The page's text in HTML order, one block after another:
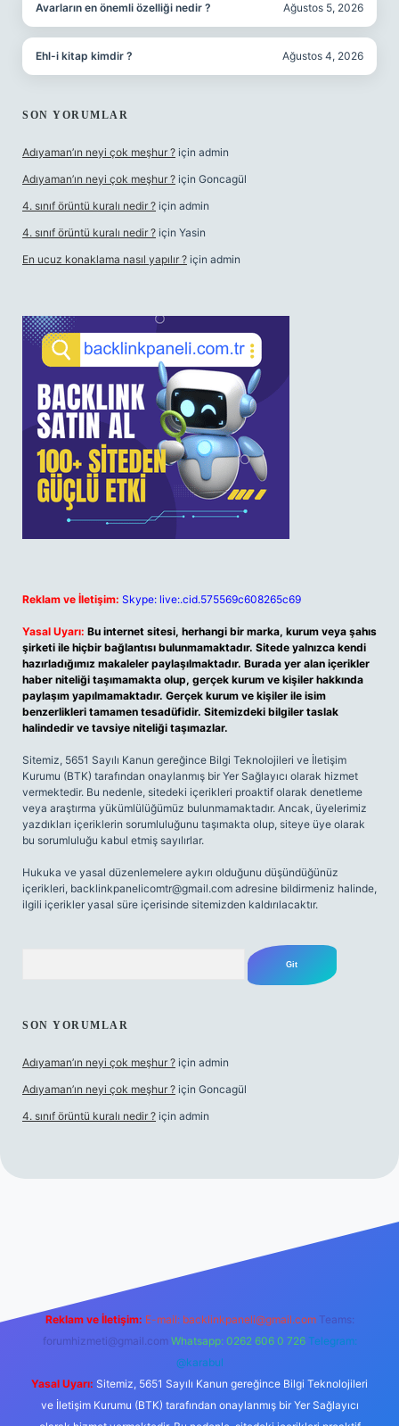
Avarların en önemli özelliği nedir ? Ağustos 5, 2026
Ehl-i kitap kimdir ? Ağustos 4, 2026
SON YORUMLAR
Adıyaman’ın neyi çok meşhur ? için admin
Adıyaman’ın neyi çok meşhur ? için Goncagül
4. sınıf örüntü kuralı nedir ? için admin
4. sınıf örüntü kuralı nedir ? için Yasin
En ucuz konaklama nasıl yapılır ? için admin
Reklam ve İletişim: Skype: live:.cid.575569c608265c69
Yasal Uyarı: Bu internet sitesi, herhangi bir marka, kurum veya şahıs
şirketi ile hiçbir bağlantısı bulunmamaktadır. Sitede yalnızca kendi
hazırladığımız makaleler paylaşılmaktadır. Burada yer alan içerikler
haber niteliği taşımamakta olup, gerçek kurum ve kişiler hakkında
paylaşım yapılmamaktadır. Gerçek kurum ve kişiler ile isim
benzerlikleri tamamen tesadüfidir. Sitemizdeki bilgiler taslak
halindedir ve tavsiye niteliği taşımazlar.
Sitemiz, 5651 Sayılı Kanun gereğince Bilgi Teknolojileri ve İletişim
Kurumu (BTK) tarafından onaylanmış bir Yer Sağlayıcı olarak hizmet
vermektedir. Bu nedenle, sitedeki içerikleri proaktif olarak denetleme
veya araştırma yükümlülüğümüz bulunmamaktadır. Ancak, üyelerimiz
yazdıkları içeriklerin sorumluluğunu taşımakta olup, siteye üye olarak
bu sorumluluğu kabul etmiş sayılırlar.
Hukuka ve yasal düzenlemelere aykırı olduğunu düşündüğünüz
içerikleri, backlinkpanelicomtr@gmail.com adresine bildirmeniz halinde,
ilgili içerikler yasal süre içerisinde sitemizden kaldırılacaktır.
SON YORUMLAR
Adıyaman’ın neyi çok meşhur ? için admin
Adıyaman’ın neyi çok meşhur ? için Goncagül
4. sınıf örüntü kuralı nedir ? için admin
Reklam ve İletişim: E-mail: backlinkpaneli@gmail.com Teams:
forumhizmeti@gmail.com Whatsapp: 0262 606 0 726 Telegram:
@karabul
Yasal Uyarı: Sitemiz, 5651 Sayılı Kanun gereğince Bilgi Teknolojileri
ve İletişim Kurumu (BTK) tarafından onaylanmış bir Yer Sağlayıcı